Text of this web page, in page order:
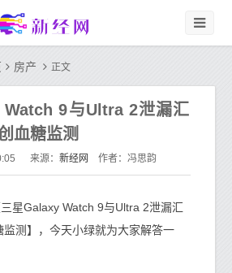
房产 正文
Watch 9与Ultra 2泄漏汇
血糖监测
来源： 新经网 作者：冯思韵
星Galaxy Watch 9与Ultra 2泄漏汇
监测】，今天小绿就为大家解答一